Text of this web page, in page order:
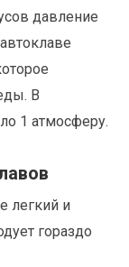
давление
В
1 атмосферу.
легкий и
гораздо